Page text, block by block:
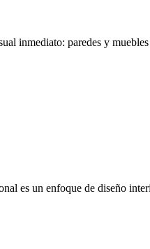
inmediato: paredes y
es un enfoque de diseño